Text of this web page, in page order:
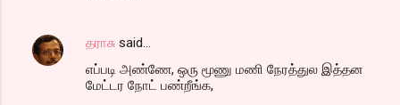
தராசு said…
எப்படி அண்ணே, ஒரு மூணு மணி நேரத்துல இத்தன
மேட்டர நோட் பண்றீங்க,